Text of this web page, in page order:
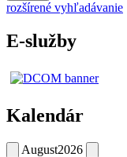
rozšírené vyhľadávanie
E-služby
Kalendár
August2026